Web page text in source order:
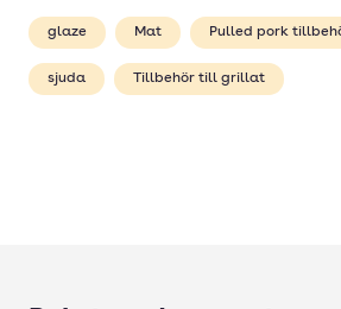
glaze Mat Pulled pork
sjuda Tillbehör till grillat